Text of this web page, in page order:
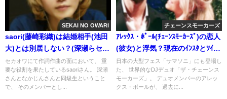
SEKAI NO OWARI
saori(藤崎彩織)は結婚相手(池田
大)とは別居しない？(深瀬らセカ
オワハウス)。妊娠中と小説(ふた
ご)
セカオワにて作詞作曲の面において、 重
要な役割を果たしているsaoriさん。 深瀬
さんとなかじんさんと同級生ということ
で、 そのメンバーとし...
チェーンスモーカーズ
ｱﾚｯｸｽ・ﾎﾟｰﾙ(ﾁｪｰﾝｽﾓｰｶｰｽﾞ)の恋人
(彼女)と浮気？現在のｲﾝｽﾀとﾂｲｯﾀ
ｰ(画像・動画)
日本の大型フェス「サマソニ」にも登場し
た、 世界的なDJデュオ「ザ・チェーンス
モーカーズ」。 デュオメンバーのアレッ
クス・ポールが、 過去に...